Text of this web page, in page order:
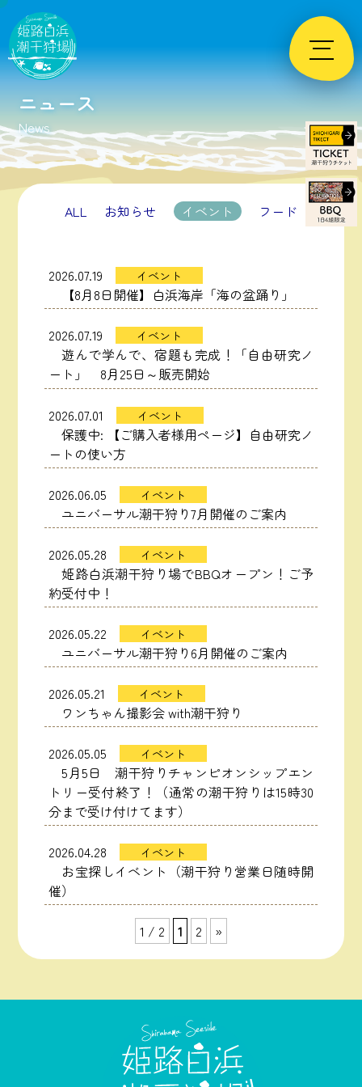
Skip
content
ニュース
News
ALL お知らせ イベント フード
2026.07.19 イベント
【8月8日開催】白浜海岸「海の盆踊り」
2026.07.19 イベント
遊んで学んで、宿題も完成！「自由研究ノ
ート」 8月25日～販売開始
2026.07.01 イベント
保護中: 【ご購入者様用ページ】自由研究ノ
ートの使い方
2026.06.05 イベント
ユニバーサル潮干狩り7月開催のご案内
2026.05.28 イベント
姫路白浜潮干狩り場でBBQオープン！ご予
約受付中！
2026.05.22 イベント
ユニバーサル潮干狩り6月開催のご案内
2026.05.21 イベント
ワンちゃん撮影会 with潮干狩り
2026.05.05 イベント
5月5日 潮干狩りチャンピオンシップエン
トリー受付終了！（通常の潮干狩りは15時30
分まで受け付けてます）
2026.04.28 イベント
お宝探しイベント（潮干狩り営業日随時開
催）
1 / 2 1 2 »